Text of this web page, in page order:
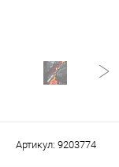
Артикул: 9203774